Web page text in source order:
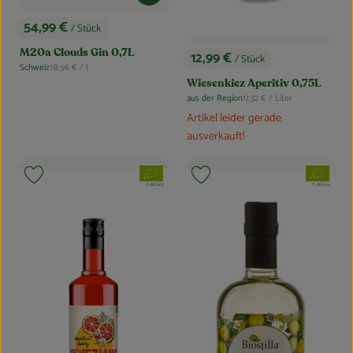
, Preis:
54,99 €/ Stück
M20a Clouds Gin 0,7L
, Herkunft:
Schweiz, Referenzpreis:
78,56 € / l , Preis:
12,99 €/ Stück
Wiesenkiez Aperitiv 0,75L
, Herkunft:
aus der Region, Referenzpreis:
17,32 € / Liter
Artikel leider gerade
ausverkauft!
, Verband:
, Kontrollstelle:
IT-BIO-013
Produkt zu Favouriten hinzufügen , Verband:
, Kontrollstelle:
IT-BIO-013
Produkt zu Favouriten hinzufügen